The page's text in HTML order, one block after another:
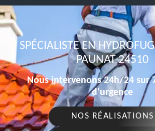
SPÉCIALISTE EN
PAUNAT 24510
Nous intervenons 24h/24 sur
d'urgence
NOS RÉALISATIONS